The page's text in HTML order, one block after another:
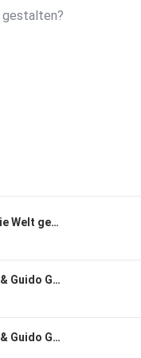
Episode 60: Karsten Keil – „Die Welt gehört den Mutigen, nicht den Etablierten.“
Episode 59: Alexander Fuchs & Guido Gratza - „Ist Lernen in Präsenz tot?"
Episode 58: Alexander Fuchs & Guido Gratza - „Von VUCA zu BANI"